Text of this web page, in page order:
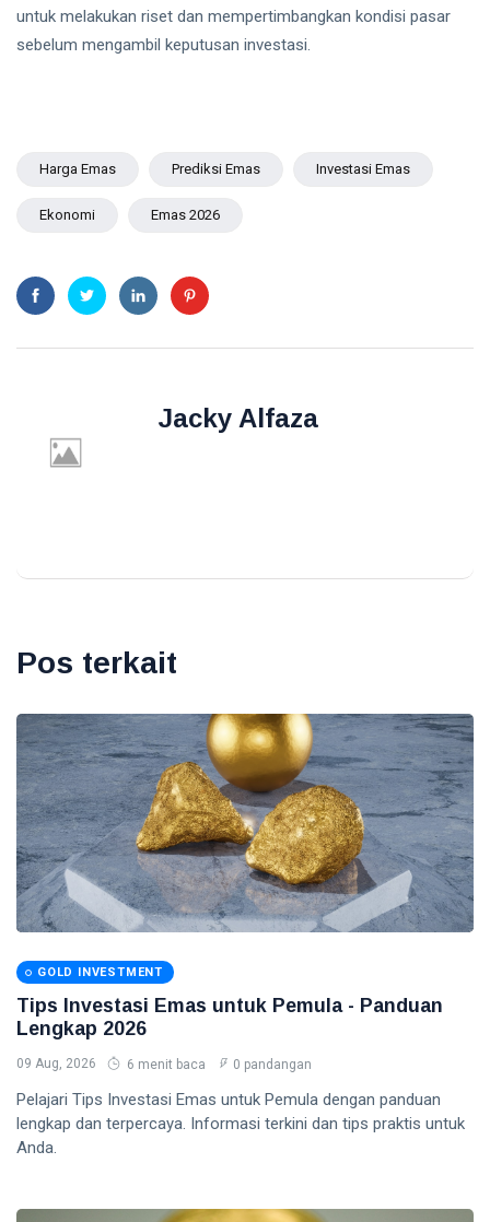
untuk melakukan riset dan mempertimbangkan kondisi pasar
sebelum mengambil keputusan investasi.
Harga Emas Prediksi Emas Investasi Emas
Ekonomi Emas 2026
Jacky Alfaza
Pos terkait
GOLD INVESTMENT
Tips Investasi Emas untuk Pemula - Panduan
Lengkap 2026
09 Aug, 2026 6 menit baca 0 pandangan
Pelajari Tips Investasi Emas untuk Pemula dengan panduan
lengkap dan terpercaya. Informasi terkini dan tips praktis untuk
Anda.